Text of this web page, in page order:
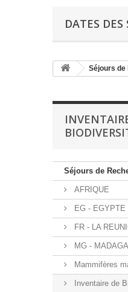
DATES DES
Séjours
Séjours de
AFRIQUE
EG - EGYPTE
FR - LA
MG -
Mammifères
Inventaire de